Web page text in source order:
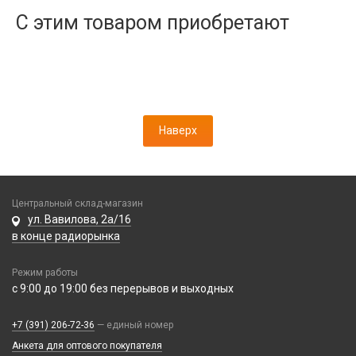
С этим товаром приобретают
Камеры
Проклейки
Шлейфы
АЗУ
АЗУ + FM-модулятор
АЗУ + кабель
Кабели
3 в 1
4 в 1
Компьютерная периферия
Аксессуары для ПК
Наверх
Центральный склад-магазин
ул. Вавилова, 2а/16
в конце радиорынка
Режим работы
с 9:00 до 19:00 без перерывов и выходных
+7 (391) 206-72-36 — единый номер
Анкета для оптового покупателя